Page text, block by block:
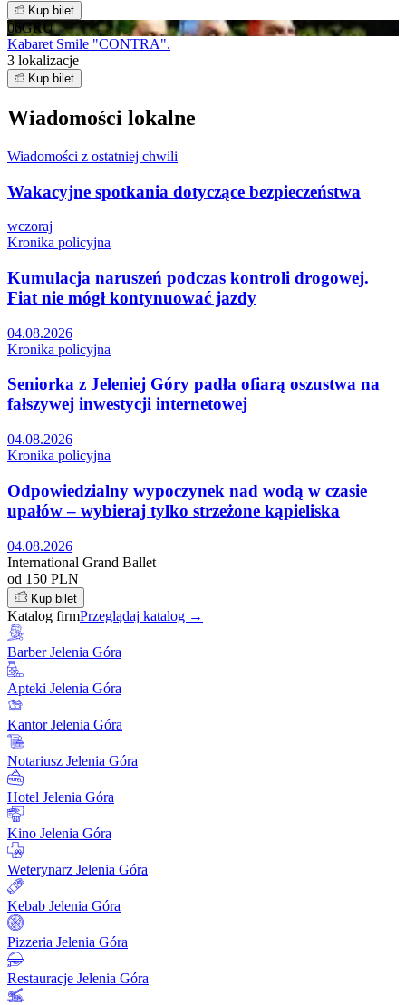
Kup bilet
06GRU
Kabaret Smile "CONTRA".
3 lokalizacje
Kup bilet
Wiadomości lokalne
Wiadomości z ostatniej chwili
Wakacyjne spotkania dotyczące bezpieczeństwa
wczoraj
Kronika policyjna
Kumulacja naruszeń podczas kontroli drogowej.
Fiat nie mógł kontynuować jazdy
04.08.2026
Kronika policyjna
Seniorka z Jeleniej Góry padła ofiarą oszustwa na
fałszywej inwestycji internetowej
04.08.2026
Kronika policyjna
Odpowiedzialny wypoczynek nad wodą w czasie
upałów – wybieraj tylko strzeżone kąpieliska
04.08.2026
International Grand Ballet
od 150 PLN
Kup bilet
Katalog firmPrzeglądaj katalog →
Barber Jelenia Góra
Apteki Jelenia Góra
Kantor Jelenia Góra
Notariusz Jelenia Góra
Hotel Jelenia Góra
Kino Jelenia Góra
Weterynarz Jelenia Góra
Kebab Jelenia Góra
Pizzeria Jelenia Góra
Restauracje Jelenia Góra